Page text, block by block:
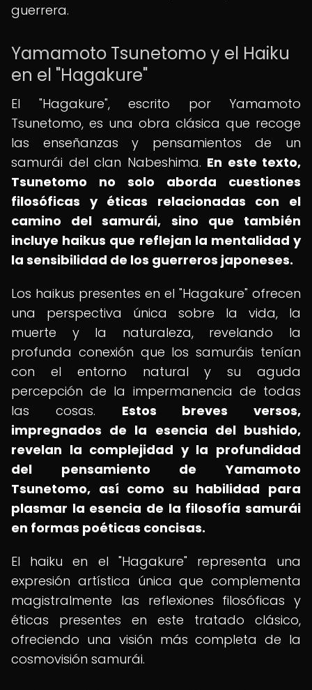
guerrera.
Yamamoto Tsunetomo y el Haiku
en el "Hagakure"
El "Hagakure", escrito por Yamamoto
Tsunetomo, es una obra clásica que recoge
las enseñanzas y pensamientos de un
samurái del clan Nabeshima. En este texto,
Tsunetomo no solo aborda cuestiones
filosóficas y éticas relacionadas con el
camino del samurái, sino que también
incluye haikus que reflejan la mentalidad y
la sensibilidad de los guerreros japoneses.
Los haikus presentes en el "Hagakure" ofrecen
una perspectiva única sobre la vida, la
muerte y la naturaleza, revelando la
profunda conexión que los samuráis tenían
con el entorno natural y su aguda
percepción de la impermanencia de todas
las cosas. Estos breves versos,
impregnados de la esencia del bushido,
revelan la complejidad y la profundidad
del pensamiento de Yamamoto
Tsunetomo, así como su habilidad para
plasmar la esencia de la filosofía samurái
en formas poéticas concisas.
El haiku en el "Hagakure" representa una
expresión artística única que complementa
magistralmente las reflexiones filosóficas y
éticas presentes en este tratado clásico,
ofreciendo una visión más completa de la
cosmovisión samurái.